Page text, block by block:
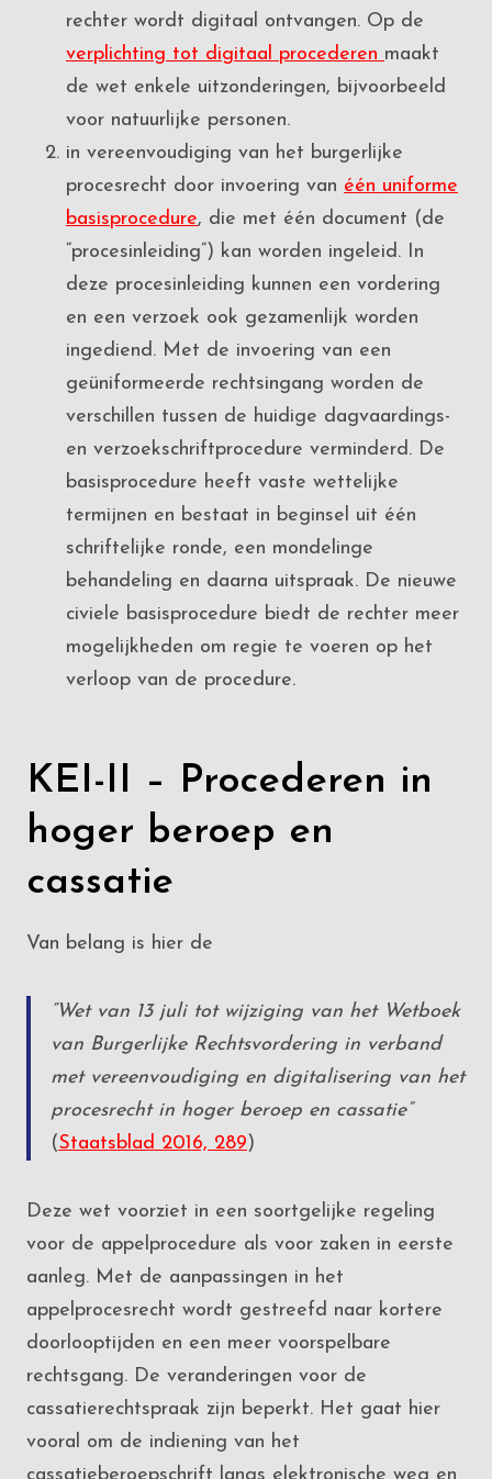
rechter wordt digitaal ontvangen. Op de
verplichting tot digitaal procederen maakt
de wet enkele uitzonderingen, bijvoorbeeld
voor natuurlijke personen.
in vereenvoudiging van het burgerlijke
procesrecht door invoering van één uniforme
basisprocedure, die met één document (de
“procesinleiding”) kan worden ingeleid. In
deze procesinleiding kunnen een vordering
en een verzoek ook gezamenlijk worden
ingediend. Met de invoering van een
geüniformeerde rechtsingang worden de
verschillen tussen de huidige dagvaardings-
en verzoekschriftprocedure verminderd. De
basisprocedure heeft vaste wettelijke
termijnen en bestaat in beginsel uit één
schriftelijke ronde, een mondelinge
behandeling en daarna uitspraak. De nieuwe
civiele basisprocedure biedt de rechter meer
mogelijkheden om regie te voeren op het
verloop van de procedure.
KEI-II – Procederen in
hoger beroep en
cassatie
Van belang is hier de
“Wet van 13 juli tot wijziging van het Wetboek
van Burgerlijke Rechtsvordering in verband
met vereenvoudiging en digitalisering van het
procesrecht in hoger beroep en cassatie”
(Staatsblad 2016, 289)
Deze wet voorziet in een soortgelijke regeling
voor de appelprocedure als voor zaken in eerste
aanleg. Met de aanpassingen in het
appelprocesrecht wordt gestreefd naar kortere
doorlooptijden en een meer voorspelbare
rechtsgang. De veranderingen voor de
cassatierechtspraak zijn beperkt. Het gaat hier
vooral om de indiening van het